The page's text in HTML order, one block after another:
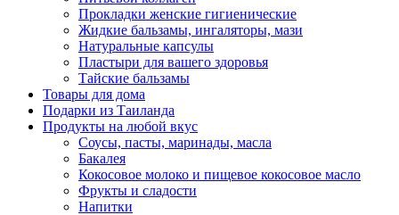
Прокладки женские гигиенические
Жидкие бальзамы, ингаляторы, мази
Натуральные капсулы
Пластыри для вашего здоровья
Тайские бальзамы
Товары для дома
Подарки из Таиланда
Продукты на любой вкус
Соусы, пасты, маринады, масла
Бакалея
Кокосовое молоко и пищевое кокосовое масло
Фрукты и сладости
Напитки